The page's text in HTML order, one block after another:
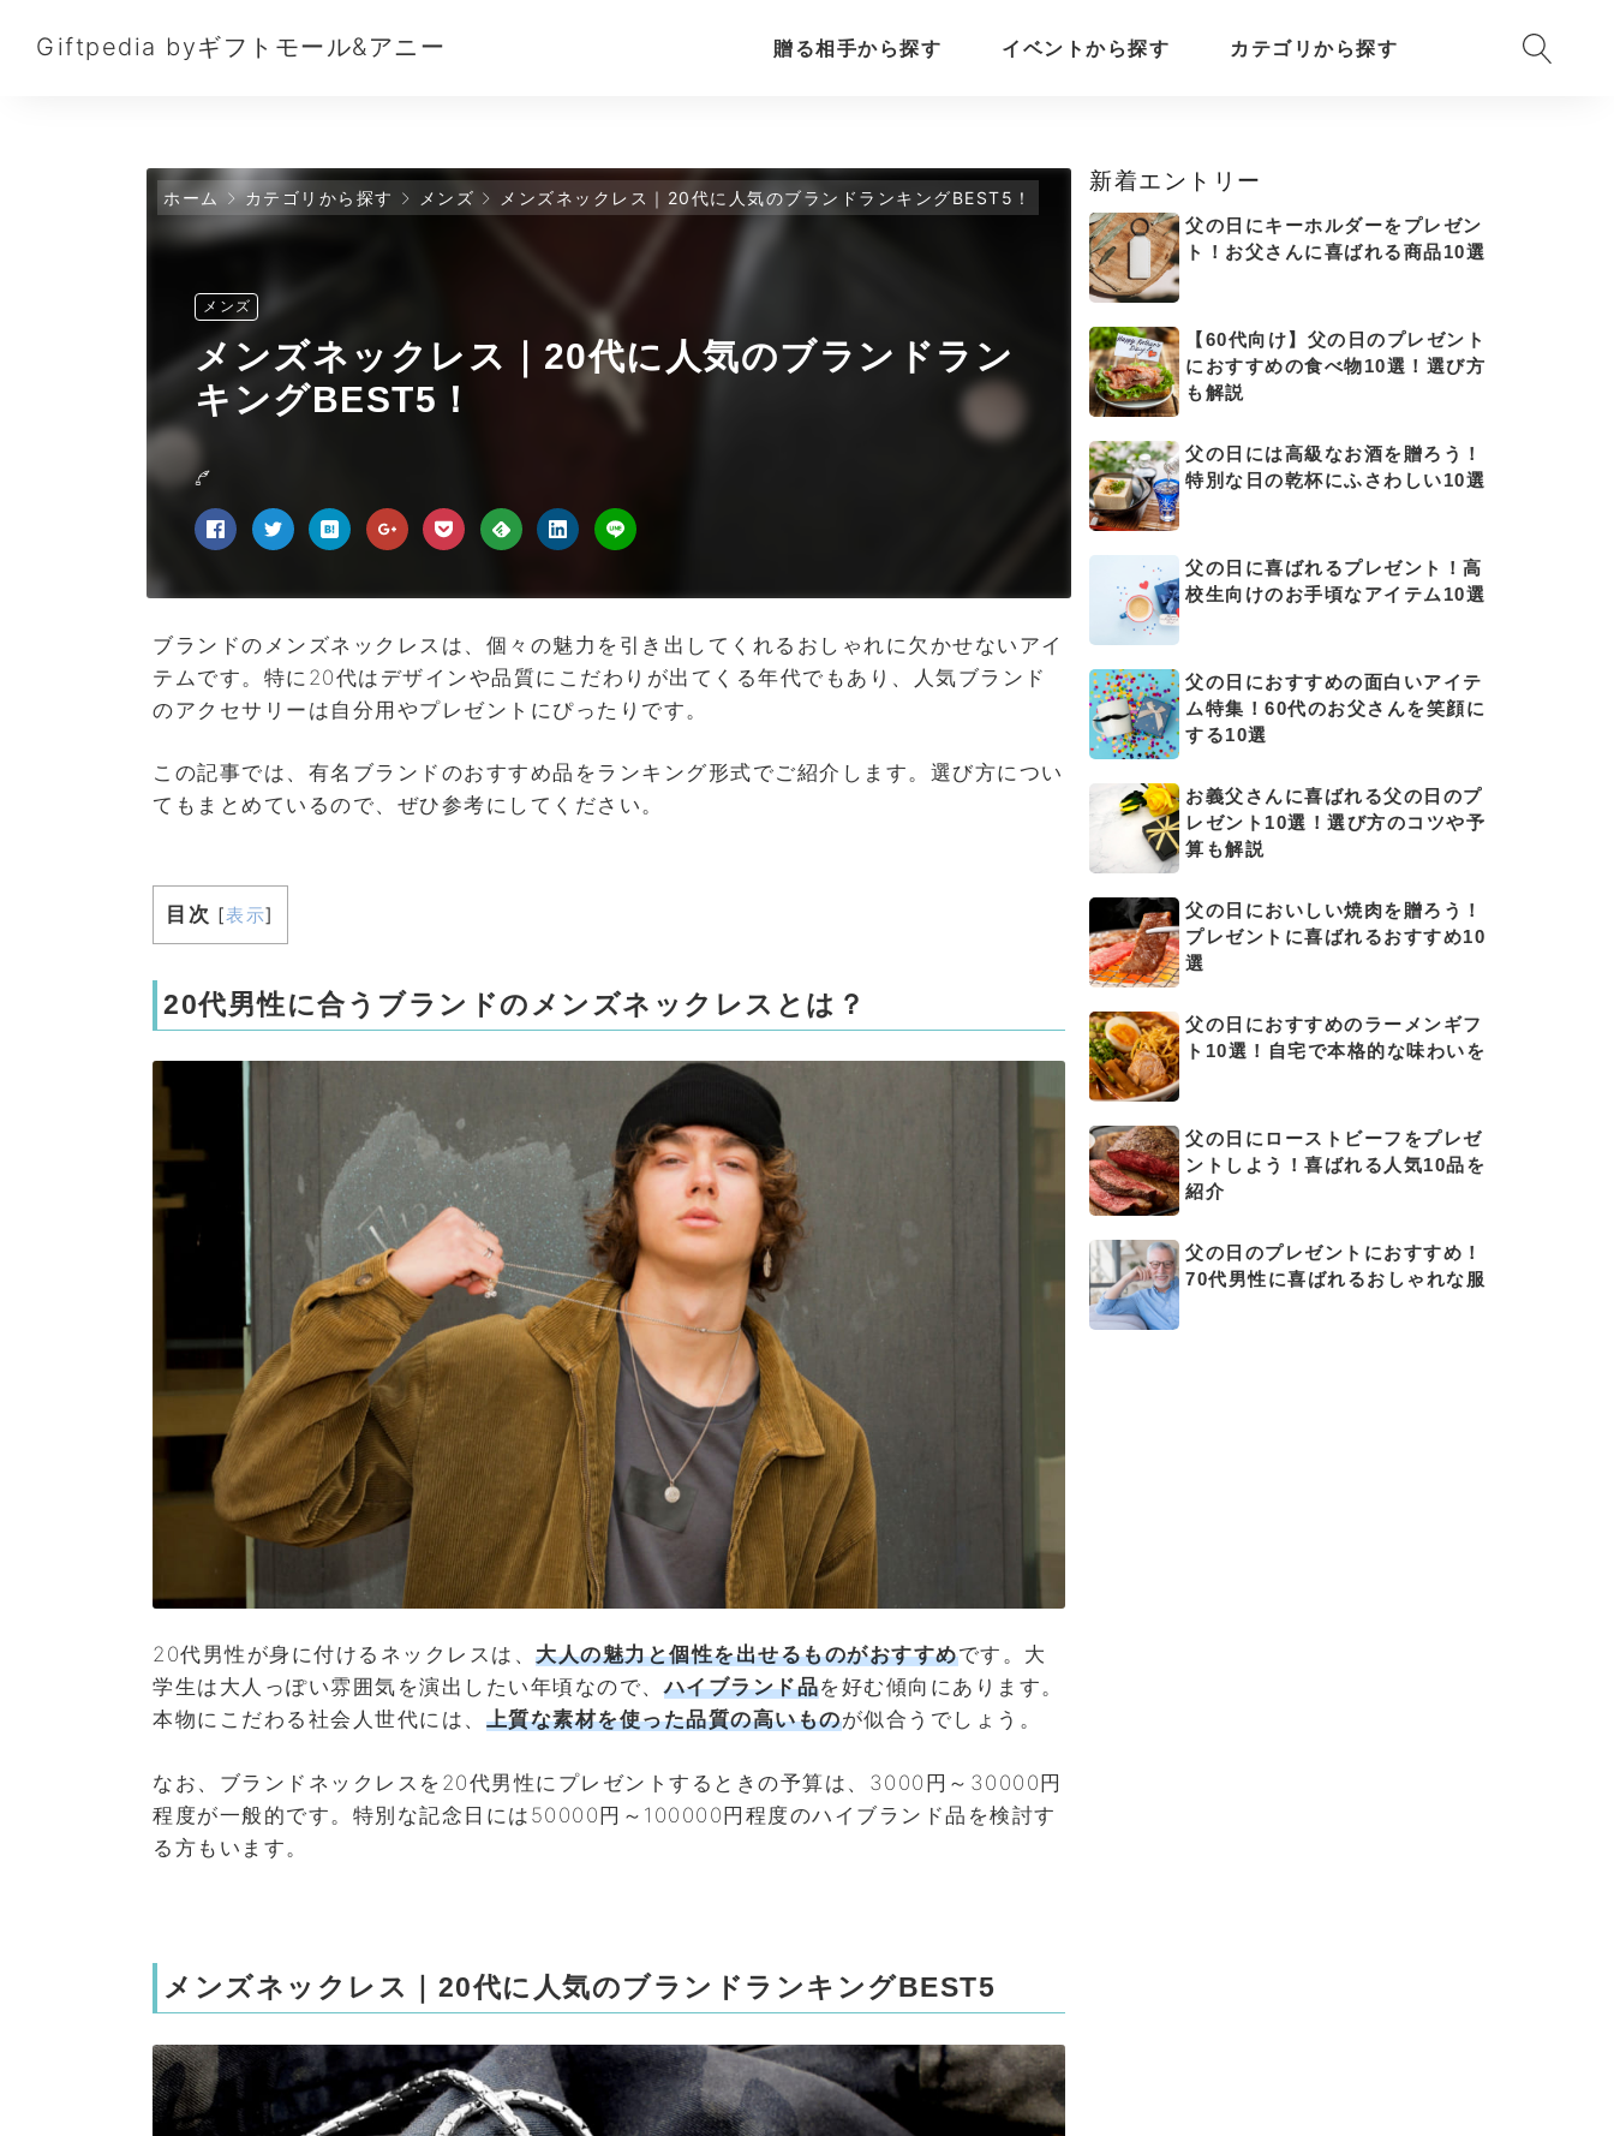
Giftpedia byギフトモール&アニー 贈る相手から探す イベントから探す カテゴリから探す
ホーム カテゴリから探す メンズ メンズネックレス｜20代に人気のブランドランキングBEST5！
メンズ
メンズネックレス｜20代に人気のブランドラン
キングBEST5！
ブランドのメンズネックレスは、個々の魅力を引き出してくれるおしゃれに欠かせないアイ
テムです。特に20代はデザインや品質にこだわりが出てくる年代でもあり、人気ブランド
のアクセサリーは自分用やプレゼントにぴったりです。
この記事では、有名ブランドのおすすめ品をランキング形式でご紹介します。選び方につい
てもまとめているので、ぜひ参考にしてください。
目次 [表示]
20代男性に合うブランドのメンズネックレスとは？
20代男性が身に付けるネックレスは、 大人の魅力と個性を出せるものがおすすめです。大
学生は大人っぽい雰囲気を演出したい年頃なので、ハイブランド品を好む傾向にあります。
本物にこだわる社会人世代には、 上質な素材を使った品質の高いものが似合うでしょう。
なお、ブランドネックレスを20代男性にプレゼントするときの予算は、3000円～30000円
程度が一般的です。特別な記念日には50000円～100000円程度のハイブランド品を検討す
る方もいます。
メンズネックレス｜20代に人気のブランドランキングBEST5
新着エントリー
父の日にキーホルダーをプレゼン
ト！お父さんに喜ばれる商品10選
【60代向け】父の日のプレゼント
におすすめの食べ物10選！選び方
も解説
父の日には高級なお酒を贈ろう！
特別な日の乾杯にふさわしい10選
父の日に喜ばれるプレゼント！高
校生向けのお手頃なアイテム10選
父の日におすすめの面白いアイテ
ム特集！60代のお父さんを笑顔に
する10選
お義父さんに喜ばれる父の日のプ
レゼント10選！選び方のコツや予
算も解説
父の日においしい焼肉を贈ろう！
プレゼントに喜ばれるおすすめ10
選
父の日におすすめのラーメンギフ
ト10選！自宅で本格的な味わいを
父の日にローストビーフをプレゼ
ントしよう！喜ばれる人気10品を
紹介
父の日のプレゼントにおすすめ！
70代男性に喜ばれるおしゃれな服